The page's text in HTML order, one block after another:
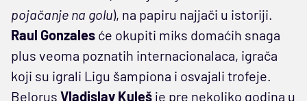
pojačanje na golu), na papiru najjači u istoriji.
Raul Gonzales će okupiti miks domaćih snaga
plus veoma poznatih internacionalaca, igrača
koji su igrali Ligu šampiona i osvajali trofeje.
Belorus Vladislav Kuleš je pre nekoliko godina u